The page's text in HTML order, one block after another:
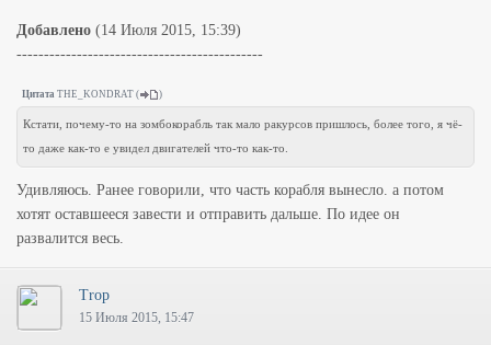
Добавлено (14 Июля 2015, 15:39)
---------------------------------------------
Цитата THE_KONDRAT ( )
Кстати, почему-то на зомбокорабль так мало ракурсов пришлось, более того, я чё-
то даже как-то е увидел двигателей что-то как-то.
Удивляюсь. Ранее говорили, что часть корабля вынесло. а потом
хотят оставшееся завести и отправить дальше. По идее он
развалится весь.
Trop
15 Июля 2015, 15:47